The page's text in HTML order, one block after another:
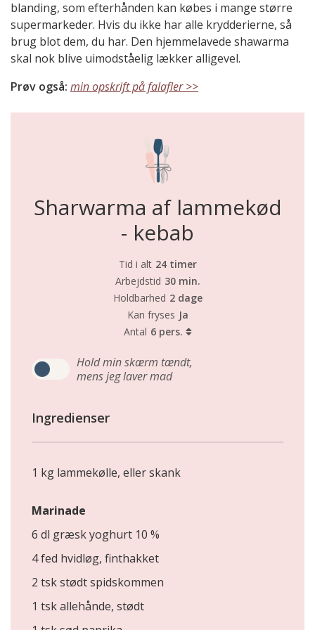
blanding, som efterhånden kan købes i mange større
supermarkeder. Hvis du ikke har alle krydderierne, så
brug blot dem, du har. Den hjemmelavede shawarma
skal nok blive uimodståelig lækker alligevel.
Prøv også: min opskrift på falafler >>
Sharwarma af lammekød
- kebab
Tid i alt 24 timer
Arbejdstid 30 min.
Holdbarhed 2 dage
Kan fryses Ja
Antal 6 pers.
Hold min skærm tændt,
mens jeg laver mad
Ingredienser
1 kg lammekølle, eller skank
Marinade
6 dl græsk yoghurt 10 %
4 fed hvidløg, finthakket
2 tsk stødt spidskommen
1 tsk allehånde, stødt